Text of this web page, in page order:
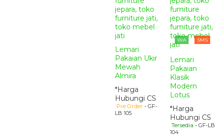
Lemari
Pakaian Ukir
Mewah
Almira
*Harga
Hubungi CS
Pre Order - GF-
LB 105
WA SMS
Lemari
Pakaian
Klasik
Modern
Lotus
*Harga
Hubungi CS
Tersedia - GF-LB
104